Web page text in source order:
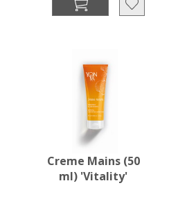
Creme Mains (50
ml) 'Vitality'